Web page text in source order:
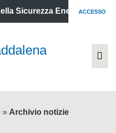
Sicurezza Energetica
ACCESSO
» Archivio notizie